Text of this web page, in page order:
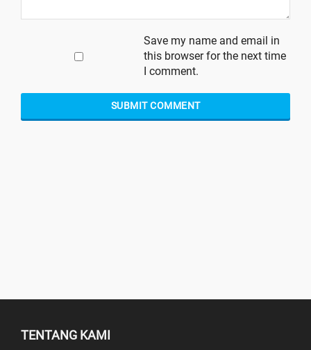
Save my name and email in
this browser for the next time
I comment.
TENTANG KAMI